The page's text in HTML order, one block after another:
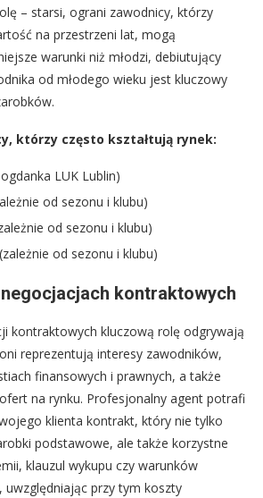
– starsi, ograni zawodnicy, którzy
na przestrzeni lat, mogą
warunki niż młodzi, debiutujący
od młodego wieku jest kluczowy
którzy często kształtują rynek:
LUK Lublin)
od sezonu i klubu)
od sezonu i klubu)
od sezonu i klubu)
kontraktowych
kontraktowych kluczową rolę odgrywają
reprezentują interesy zawodników,
finansowych i prawnych, a także
na rynku. Profesjonalny agent potrafi
klienta kontrakt, który nie tylko
podstawowe, ale także korzystne
klauzul wykupu czy warunków
przy tym koszty